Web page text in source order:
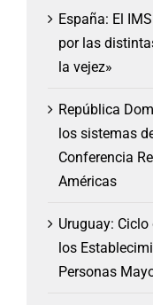
España: El
por las
la vejez»
República
los sistemas
Conferencia
Américas
Uruguay:
los
Personas